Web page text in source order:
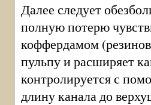
Далее следует
полную потерю
коффердамом
пульпу и расширяет
контролируется с
длину канала до